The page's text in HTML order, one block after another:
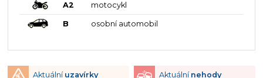
A2 motocykl
B osobní automobil
Aktuální uzavírky Aktuální nehody